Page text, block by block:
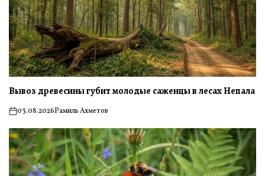
Вывоз древесины губит молодые саженцы в лесах Непала
on03.08.2026Рамиль Ахметов